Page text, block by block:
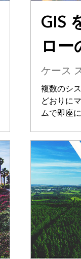
GIS
ロ
ケース
複数のシ
どおりに
ムで即座